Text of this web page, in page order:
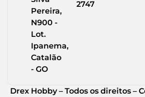
Pereira,
N900 -
Lot.
Ipanema,
Catalão
- GO
2747
Drex Hobby – Todos os direitos –